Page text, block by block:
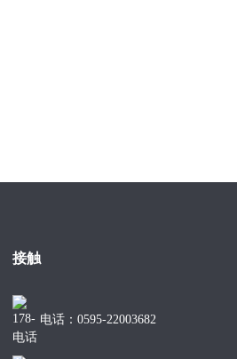
接触
电话：0595-22003682